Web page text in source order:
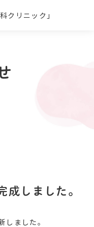
しました。
ました。